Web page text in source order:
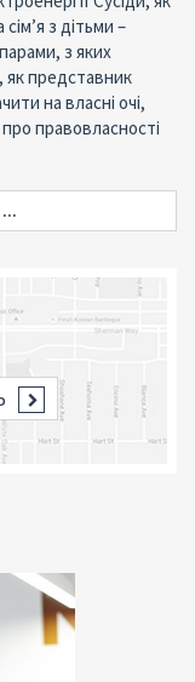
з дітьми –
з яких
як представник
на власні очі,
правовласності